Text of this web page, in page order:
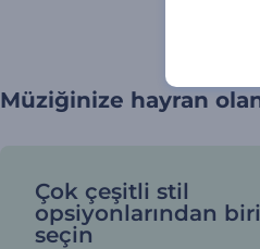
Müziğinize hayran
Çok çeşitli stil
opsiyonlarından
seçin